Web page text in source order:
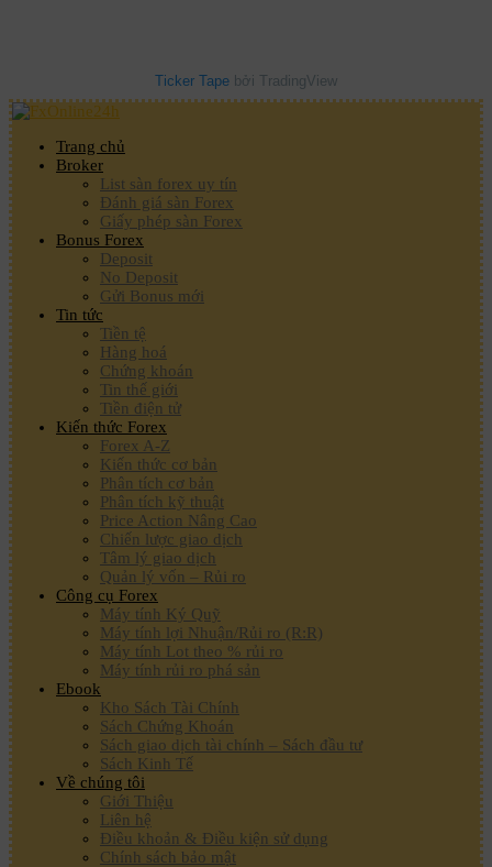
Ticker Tape bởi TradingView
Trang chủ
Broker
List sàn forex uy tín
Đánh giá sàn Forex
Giấy phép sàn Forex
Bonus Forex
Deposit
No Deposit
Gửi Bonus mới
Tin tức
Tiền tệ
Hàng hoá
Chứng khoán
Tin thế giới
Tiền điện tử
Kiến thức Forex
Forex A-Z
Kiến thức cơ bản
Phân tích cơ bản
Phân tích kỹ thuật
Price Action Nâng Cao
Chiến lược giao dịch
Tâm lý giao dịch
Quản lý vốn – Rủi ro
Công cụ Forex
Máy tính Ký Quỹ
Máy tính lợi Nhuận/Rủi ro (R:R)
Máy tính Lot theo % rủi ro
Máy tính rủi ro phá sản
Ebook
Kho Sách Tài Chính
Sách Chứng Khoán
Sách giao dịch tài chính – Sách đầu tư
Sách Kinh Tế
Về chúng tôi
Giới Thiệu
Liên hệ
Điều khoản & Điều kiện sử dụng
Chính sách bảo mật